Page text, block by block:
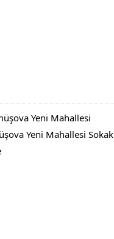
Yeni Mahallesi
Yeni Mahallesi Sokak